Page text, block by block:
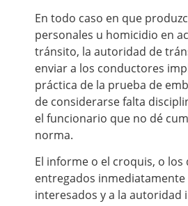
En todo caso en que
personales u homicidio en
tránsito, la autoridad de
enviar a los conductores
práctica de la prueba de
de considerarse falta
el funcionario que no dé
norma.
El informe o el croquis, o los
entregados inmediatamente
interesados y a la autoridad